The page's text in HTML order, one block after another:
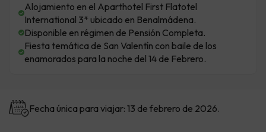
Alojamiento en el Aparthotel First Flatotel
International 3* ubicado en Benalmádena.
Disponible en régimen de Pensión Completa.
Fiesta temática de San Valentín con baile de los
enamorados para la noche del 14 de Febrero.
Fecha única para viajar: 13 de febrero de 2026.